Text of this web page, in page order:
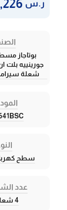
ر.س
بوتاجاز
شعلة
سطح
عدد
4 شعلات